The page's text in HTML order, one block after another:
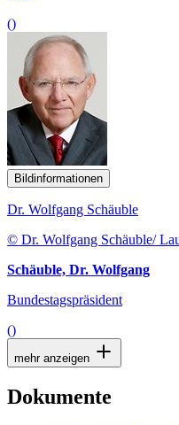
()
Bildinformationen
Dr. Wolfgang Schäuble
© Dr. Wolfgang Schäuble/
Schäuble, Dr. Wolfgang
Bundestagspräsident
()
mehr anzeigen
Dokumente